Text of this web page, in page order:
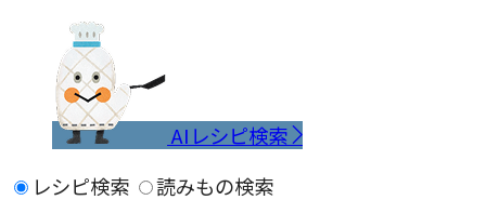
AIレシピ検索
レシピ検索
読みもの検索